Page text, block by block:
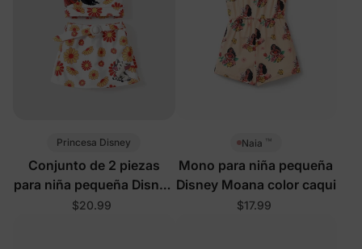
Princesa Disney
Conjunto de 2 piezas
para niña pequeña Disney
Moana blanco
$20.99
Naia ™
Mono para niña pequeña
Disney Moana color caqui
$17.99